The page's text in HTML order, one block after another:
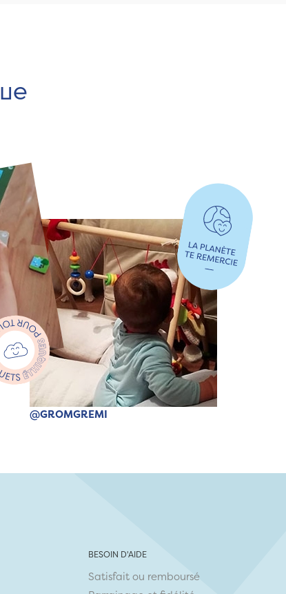
@GROMGREMI
BESOIN D'AIDE
Satisfait ou remboursé